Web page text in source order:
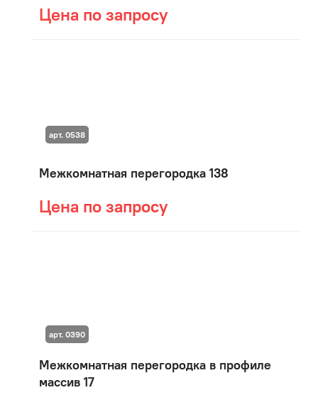
Цена по запросу
Межкомнатная перегородка 138
Цена по запросу
арт. 0538
Межкомнатная перегородка в профиле
массив 17
арт. 0390